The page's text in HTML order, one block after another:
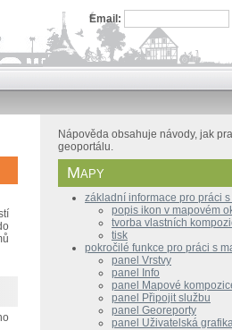
Email:
Nápověda obsahuje návody, jak
geoportálu.
Mapy
základní informace pro práci
popis ikon v mapovém
tvorba vlastních
tisk
pokročilé funkce pro práci s
panel Vrstvy
panel Info
panel Mapové
panel Připojit službu
panel Georeporty
panel Uživatelská